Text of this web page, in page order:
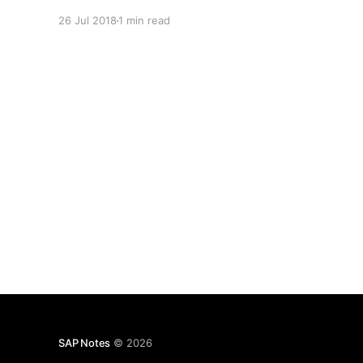
26 Jul 2018 1 min read
SAP Notes © 2026